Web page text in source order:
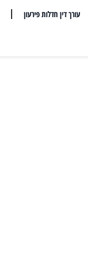
עורך דין חדלות פירעון